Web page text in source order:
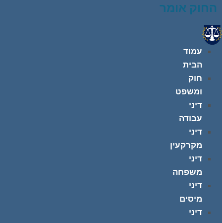
החוק אומר
עמוד
הבית
חוק
ומשפט
דיני
עבודה
דיני
מקרקעין
דיני
משפחה
דיני
מיסים
דיני